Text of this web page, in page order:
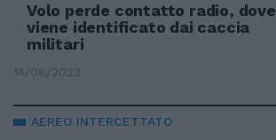
Volo perde contatto radio, dove
viene identificato dai caccia
militari
14/08/2023
AEREO INTERCETTATO